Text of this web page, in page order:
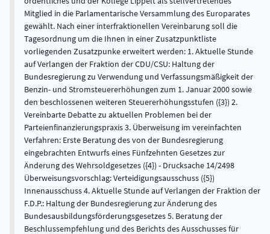
Mitglied in die Parlamentarische Versammlung des Europarates
gewählt. Nach einer interfraktionellen Vereinbarung soll die
Tagesordnung um die Ihnen in einer Zusatzpunktliste
vorliegenden Zusatzpunke erweitert werden: 1. Aktuelle Stunde
auf Verlangen der Fraktion der CDU/CSU: Haltung der
Bundesregierung zu Verwendung und Verfassungsmäßigkeit der
Benzin- und Stromsteuererhöhungen zum 1. Januar 2000 sowie
den beschlossenen weiteren Steuererhöhungsstufen ({3}) 2.
Vereinbarte Debatte zu aktuellen Problemen bei der
Parteienfinanzierungspraxis 3. Überweisung im vereinfachten
Verfahren: Erste Beratung des von der Bundesregierung
eingebrachten Entwurfs eines Fünfzehnten Gesetzes zur
Änderung des Wehrsoldgesetzes ({4}) - Drucksache 14/2498
Überweisungsvorschlag: Verteidigungsausschuss ({5})
Innenausschuss 4. Aktuelle Stunde auf Verlangen der Fraktion der
F.D.P.: Haltung der Bundesregierung zur Änderung des
Bundesausbildungsförderungsgesetzes 5. Beratung der
Beschlussempfehlung und des Berichts des Ausschusses für